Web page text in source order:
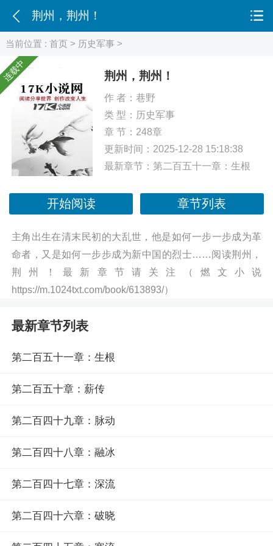
当前位置 :首页 > 历史军事 >
连载中 荆州，荆州！
作 者： 巷野
类 型： 历史军事
章 节：248章
更新时间：2025-12-28 15:18:38
最新章节： 第二百五十一章：生根
开始阅读 章节列表
主角出生在清末民初的大乱世，他是如何一步一步成为革
命者，又是如何一步步成为新中国的烈士……阅读荆州，
荆州！最新章节请关注（燃文小说
https://m.1024txt.com/book/613893/）
最新章节列表
第二百五十一章：生根
第二百五十章：薪传
第二百四十九章：脉动
第二百四十八章：融冰
第二百四十七章：深流
第二百四十六章：破晓
荆州，荆州！